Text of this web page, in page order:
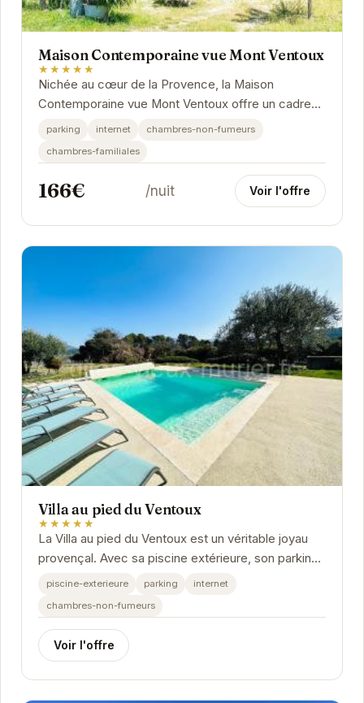
Maison Contemporaine vue Mont Ventoux
★★★★★
Nichée au cœur de la Provence, la Maison
Contemporaine vue Mont Ventoux offre un cadre
idyllique pour des vacances reposantes. Avec sa
parking internet
chambres-non-fumeurs
chambres-familiales
166€ /nuit Voir l'offre
Villa au pied du Ventoux
★★★★★
La Villa au pied du Ventoux est un véritable joyau
provençal. Avec sa piscine extérieure, son parking
privé et ses chambres non-fumeurs, elle...
piscine-exterieure parking
internet
chambres-non-fumeurs
Voir l'offre